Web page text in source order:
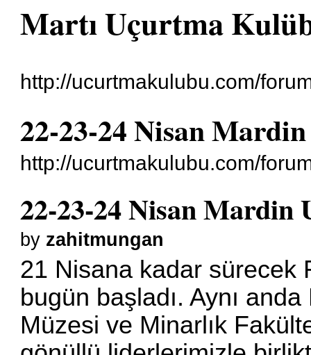
Martı Uçurtma
http://ucurtmakulubu.com/
22-23-24 Nisan
http://ucurtmakulubu.com/
22-23-24 Nisan Mardin
by zahitmungan
21 Nisana kadar sürecek
bugün başladı. Aynı
Müzesi ve Minarlık